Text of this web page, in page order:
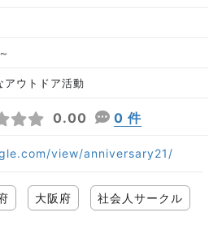
アウトドア活動
0.00 0 件
view/anniversary21/
大阪府 社会人サークル